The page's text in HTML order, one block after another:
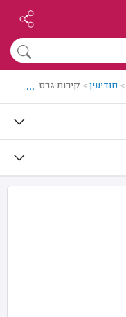
> מודיעין> קירות גבס במודיעין
...